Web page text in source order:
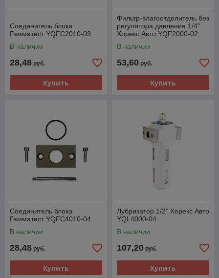
Соединитель блока
Гамматест YQFC2010-03
В наличии
28,48 руб.
Купить
Фильтр-влагоотделитель без
регулятора давления 1/4"
Хорекс Авто YQF2000-02
В наличии
53,60 руб.
Купить
Соединитель блока
Гамматест YQFC4010-04
В наличии
28,48 руб.
Купить
Лубрикатор 1/2" Хорекс Авто
YQL4000-04
В наличии
107,20 руб.
Купить